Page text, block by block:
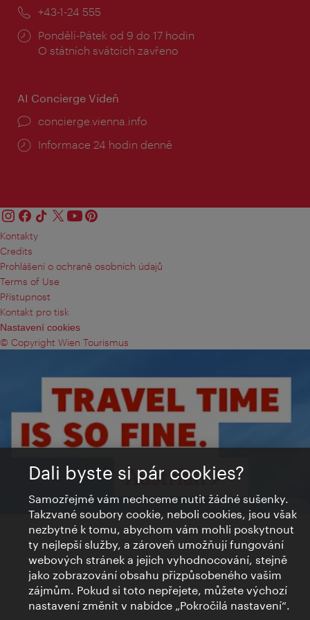
Telefon:
+43-1-24 555
Provozní
doba:
Pondělí-Pátek od 9 do 17 hodin
O státních svátcích zavřeno
AI Concierge Vídeň
concierge.vienna.info
Informace 24 hodin denně
Kontakty
Credits
Prohlášení o ochraně osobních údajů
Terms of Use
Přístupnost
Kontakt pro tisk
Nastavení cookies
© Copyright Wien Tourismus
Dali byste si pár cookies?
Samozřejmě vám nechceme nutit žádné sušenky.
Takzvané soubory cookie, neboli cookies, jsou však
nezbytné k tomu, abychom vám mohli poskytnout
ty nejlepší služby, a zároveň umožňují fungování
webových stránek a jejich vyhodnocování, stejně
jako zobrazování obsahu přizpůsobeného vašim
zájmům. Pokud si toto nepřejete, můžete výchozí
nastavení změnit v nabídce „Pokročilá nastavení“.